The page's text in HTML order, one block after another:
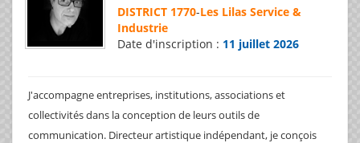
DISTRICT 1770-Les Lilas Service &
Industrie
Date d'inscription : 11 juillet 2026
J'accompagne entreprises, institutions, associations et
collectivités dans la conception de leurs outils de
communication. Directeur artistique indépendant, je conçois